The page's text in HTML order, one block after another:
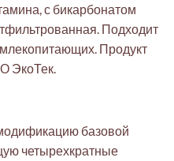
с бикарбонатом
Подходит
Продукт
ЭкоТек.
базовой
четырехкратные